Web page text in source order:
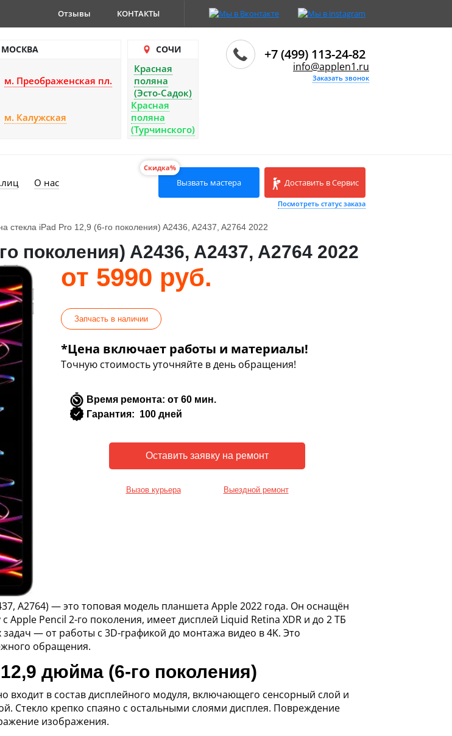
Отзывы КОНТАКТЫ
МОСКВА
м. Преображенская пл.
м. Калужская
СОЧИ
Красная
поляна
(Эсто-Садок)
Красная
поляна
(Турчинского)
+7 (499) 113-24-82
info@applen1.ru
Заказать звонок
О нас
Скидка%
Вызвать мастера Доставить в Сервис
Посмотреть статус заказа
стекла iPad Pro 12,9 (6-го поколения) A2436, A2437, A2764 2022
поколения) A2436, A2437, A2764 2022
от 5990 руб.
Запчасть в наличии
*Цена включает работы и материалы!
Точную стоимость уточняйте в день обращения!
Время ремонта: от 60 мин.
Гарантия: 100 дней
Вызов курьера Выездной ремонт
A2764) — это топовая модель планшета Apple 2022 года. Он оснащён
Pencil 2-го поколения, имеет дисплей Liquid Retina XDR и до 2 ТБ
— от работы с 3D-графикой до монтажа видео в 4K. Это
обращения.
дюйма (6-го поколения)
входит в состав дисплейного модуля, включающего сенсорный слой и
Стекло крепко спаяно с остальными слоями дисплея. Повреждение
изображения.